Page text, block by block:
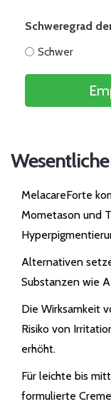
Schweregrad
Schwer
MelacareForte
Mometason und
Alternativen
Substanzen wie
Die Wirksamkeit
Risiko von
erhöht.
Für leichte bis
formulierte